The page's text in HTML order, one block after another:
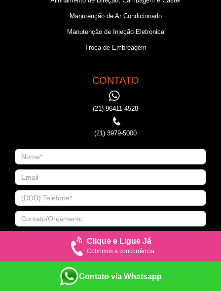
Manutenção de Ar Condicionado
Manutenção de Injeção Eletronica
Troca de Embreagem
CONTATO
(21) 96411-4528
(21) 3979-5000
Clique e Ligue Já
Cobrimos a concorrência
Contato via Whatsapp